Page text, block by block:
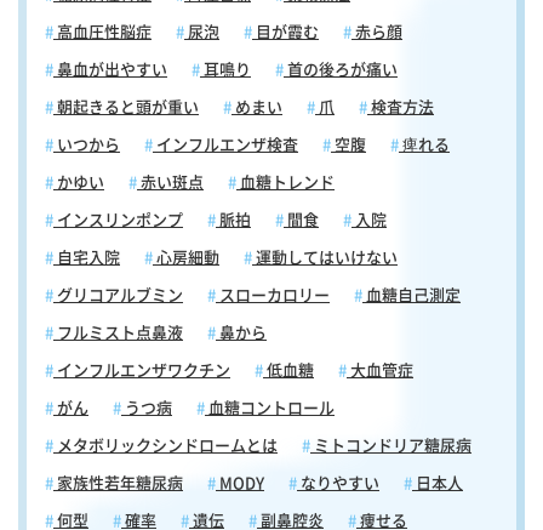
高血圧性脳症 尿泡 目が霞む 赤ら顔
鼻血が出やすい 耳鳴り 首の後ろが痛い
朝起きると頭が重い めまい 爪 検査方法
いつから インフルエンザ検査 空腹 痺れる
かゆい 赤い斑点 血糖トレンド
インスリンポンプ 脈拍 間食 入院
自宅入院 心房細動 運動してはいけない
グリコアルブミン スローカロリー 血糖自己測定
フルミスト点鼻液 鼻から
インフルエンザワクチン 低血糖 大血管症
がん うつ病 血糖コントロール
メタボリックシンドロームとは ミトコンドリア糖尿病
家族性若年糖尿病 MODY なりやすい 日本人
何型 確率 遺伝 副鼻腔炎 痩せる